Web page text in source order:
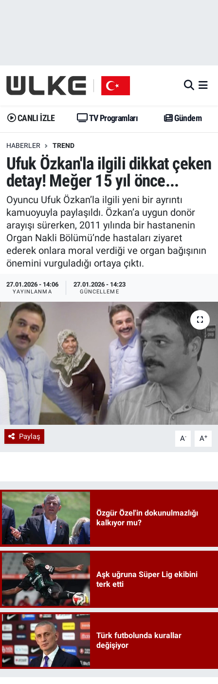
CANLI İZLE TV Programları Gündem
HABERLER TREND
Ufuk Özkan'la ilgili dikkat çeken
detay! Meğer 15 yıl önce...
Oyuncu Ufuk Özkan’la ilgili yeni bir ayrıntı
kamuoyuyla paylaşıldı. Özkan’a uygun donör
arayışı sürerken, 2011 yılında bir hastanenin
Organ Nakli Bölümü’nde hastaları ziyaret
ederek onlara moral verdiği ve organ bağışının
önemini vurguladığı ortaya çıktı.
27.01.2026 - 14:06
YAYINLANMA
27.01.2026 - 14:23
GÜNCELLEME
Paylaş A- A+
Özgür Özel'in dokunulmazlığı
kalkıyor mu?
Aşk uğruna Süper Lig ekibini
terk etti
Türk futbolunda kurallar
değişiyor
Gündem
Dünya
Erişim Bilgileri
Ekonomi
Trend
Özel Haberler
Yazarlar
Gündem
Trend
Erişim Bilgileri
Spor
Ekonomi
Dünya
Medya
Özel Haberler
Kadın
Erişim Bilgileri
Sağlık
Teknoloji
Ramazan
İstanbul Namaz Vakitleri
Trafik Durumu
Erişim Bilgileri
Tüm Manşetler
Son Dakika Haberleri
Haber Arşivi